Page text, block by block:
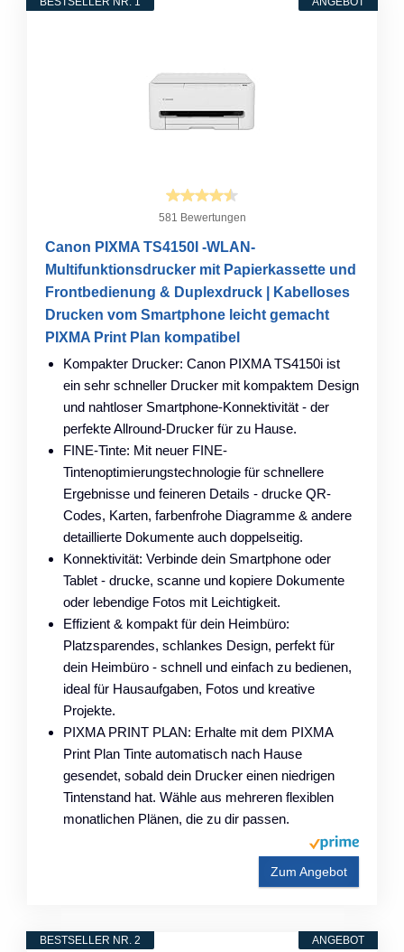
581 Bewertungen
Canon PIXMA TS4150I -WLAN-
Multifunktionsdrucker mit Papierkassette und
Frontbedienung & Duplexdruck | Kabelloses
Drucken vom Smartphone leicht gemacht
PIXMA Print Plan kompatibel
Kompakter Drucker: Canon PIXMA TS4150i ist
ein sehr schneller Drucker mit kompaktem Design
und nahtloser Smartphone-Konnektivität - der
perfekte Allround-Drucker für zu Hause.
FINE-Tinte: Mit neuer FINE-
Tintenoptimierungstechnologie für schnellere
Ergebnisse und feineren Details - drucke QR-
Codes, Karten, farbenfrohe Diagramme & andere
detaillierte Dokumente auch doppelseitig.
Konnektivität: Verbinde dein Smartphone oder
Tablet - drucke, scanne und kopiere Dokumente
oder lebendige Fotos mit Leichtigkeit.
Effizient & kompakt für dein Heimbüro:
Platzsparendes, schlankes Design, perfekt für
dein Heimbüro - schnell und einfach zu bedienen,
ideal für Hausaufgaben, Fotos und kreative
Projekte.
PIXMA PRINT PLAN: Erhalte mit dem PIXMA
Print Plan Tinte automatisch nach Hause
gesendet, sobald dein Drucker einen niedrigen
Tintenstand hat. Wähle aus mehreren flexiblen
monatlichen Plänen, die zu dir passen.
Zum Angebot
ANGEBOT
BESTSELLER NR. 2